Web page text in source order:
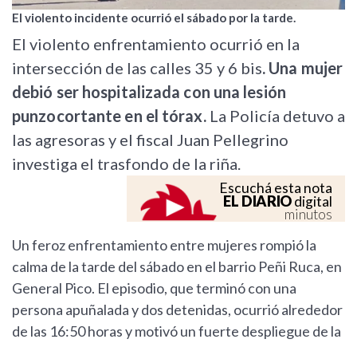
El violento incidente ocurrió el sábado por la tarde.
El violento enfrentamiento ocurrió en la
intersección de las calles 35 y 6 bis. Una mujer
debió ser hospitalizada con una lesión
punzocortante en el tórax.La Policía detuvo a
las agresoras y el fiscal Juan Pellegrino
investiga el trasfondo de la riña.
Escuchá esta nota
EL DIARIOdigital
minutos
Un feroz enfrentamiento entre mujeres rompió la
calma de la tarde del sábado en el barrio Peñi Ruca, en
General Pico. El episodio, que terminó con una
persona apuñalada y dos detenidas, ocurrió alrededor
de las 16:50 horas y motivó un fuerte despliegue de la